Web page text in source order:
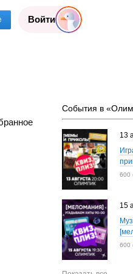
Войти
События в
13
600
15
600